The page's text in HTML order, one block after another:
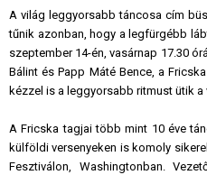
A világ leggyorsabb táncosa cím
tűnik azonban, hogy a legfürgébb
szeptember 14-én, vasárnap 17.30
Bálint és Papp Máté Bence, a
kézzel is a leggyorsabb ritmust ütik a
A Fricska tagjai több mint 10 éve
külföldi versenyeken is komoly
Fesztiválon, Washingtonban.